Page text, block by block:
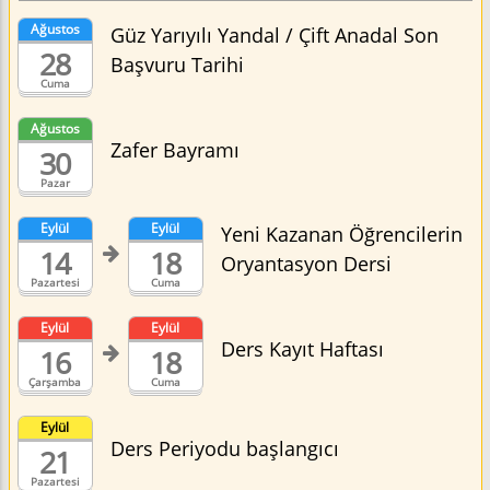
Cuma
Ağustos
28
Güz Yarıyılı Yandal / Çift Anadal Son
Başvuru Tarihi
Pazar
Ağustos
30 Zafer Bayramı
Pazartesi
Eylül
14 Cuma
Eylül
18
Yeni Kazanan Öğrencilerin
Oryantasyon Dersi
Çarşamba
Eylül
16 Cuma
Eylül
18 Ders Kayıt Haftası
Pazartesi
Eylül
21 Ders Periyodu başlangıcı